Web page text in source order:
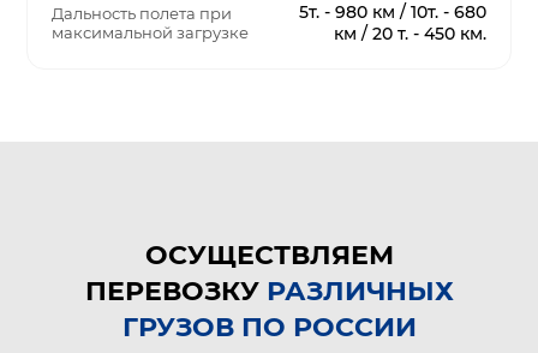
Дальность полета при
максимальной загрузке
5т. - 980 км / 10т. - 680
км / 20 т. - 450 км.
ОСУЩЕСТВЛЯЕМ
ПЕРЕВОЗКУРАЗЛИЧНЫХ
ГРУЗОВ ПО РОССИИ